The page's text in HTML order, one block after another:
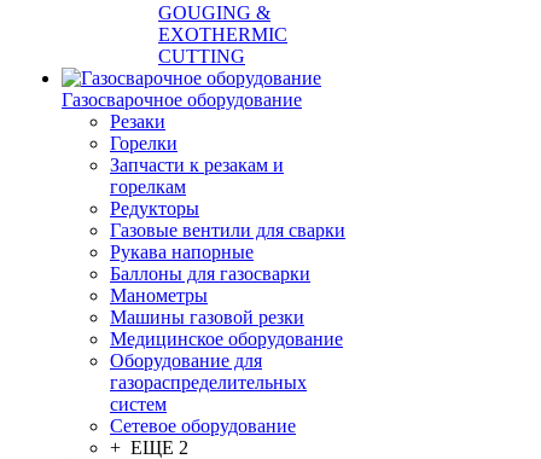
GOUGING &
EXOTHERMIC
CUTTING
Газосварочное оборудование
Резаки
Горелки
Запчасти к резакам и
горелкам
Редукторы
Газовые вентили для сварки
Рукава напорные
Баллоны для газосварки
Манометры
Машины газовой резки
Медицинское оборудование
Оборудование для
газораспределительных
систем
Сетевое оборудование
+ ЕЩЕ 2